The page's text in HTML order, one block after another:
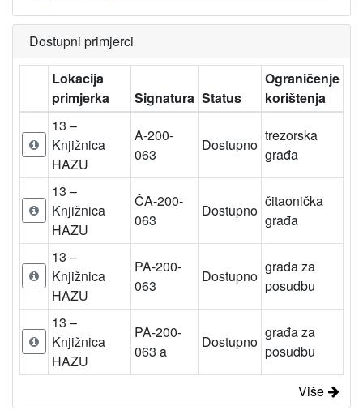
Dostupni primjerci
Lokacija
primjerka
Signatura Status
Ograničenje
korištenja
13 –
Knjižnica
HAZU
A-200-
063
Dostupno
trezorska
građa
13 –
Knjižnica
HAZU
ČA-200-
063
Dostupno
čitaonička
građa
13 –
Knjižnica
HAZU
PA-200-
063
Dostupno
građa za
posudbu
13 –
Knjižnica
HAZU
PA-200-
063 a
Dostupno
građa za
posudbu
Više